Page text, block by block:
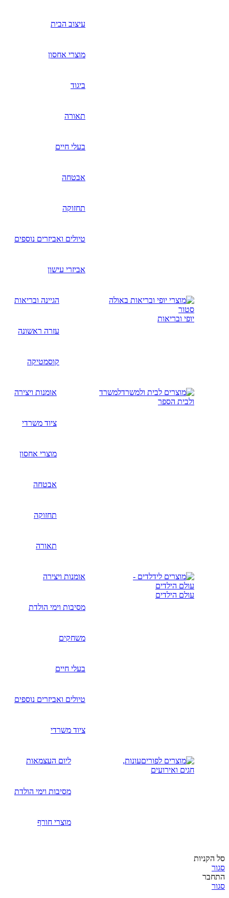
עיצוב הבית
מוצרי אחסון
ביגוד
תאורה
בעלי חיים
אבטחה
תחזוקה
טיולים ואביזרים נוספים
אביזרי עישון
יופי ובריאות
הגיינה ובריאות
עזרה ראשונה
קוסמטיקה
למשרד
ולבית הספר
אומנות ויצירה
ציוד משרדי
מוצרי אחסון
אבטחה
תחזוקה
תאורה
עולם הילדים
אומנות ויצירה
מסיבות וימי הולדת
משחקים
בעלי חיים
טיולים ואביזרים נוספים
ציוד משרדי
עונות,
חגים ואירועים
ליום העצמאות
מסיבות וימי הולדת
מוצרי חורף
סל הקניות
סגור
התחבר
סגור